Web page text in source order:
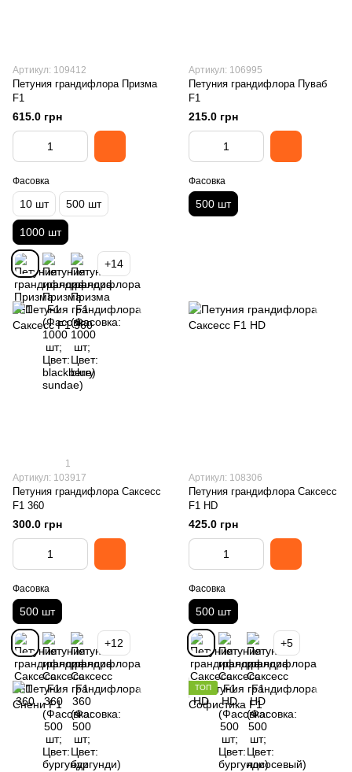
Артикул: 109412
Петуния грандифлора Призма
F1
615.0 грн
Фасовка
10 шт 500 шт
1000 шт
+14
Артикул: 106995
Петуния грандифлора Пуваб
F1
215.0 грн
Фасовка
500 шт
1
Артикул: 103917
Петуния грандифлора Саксесс
F1 360
300.0 грн
Фасовка
500 шт
+12
Артикул: 108306
Петуния грандифлора Саксесс
F1 HD
425.0 грн
Фасовка
500 шт
+5
ТОП